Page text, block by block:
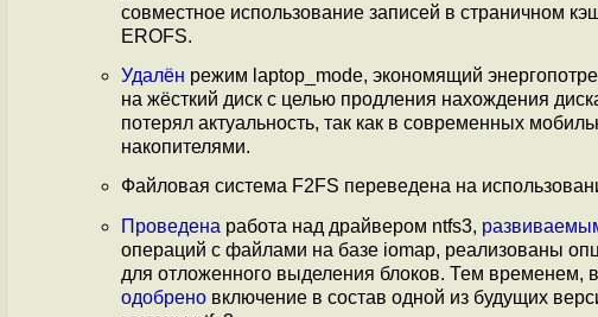
совместное использование записей в страничном
EROFS.
Удалён режим laptop_mode, экономящий
на жёсткий диск с целью продления нахождения
потерял актуальность, так как в современных
накопителями.
Файловая система F2FS переведена на
Проведена работа над драйвером ntfs3,
операций с файлами на базе iomap, реализованы
для отложенного выделения блоков. Тем временем,
одобрено включение в состав одной из будущих